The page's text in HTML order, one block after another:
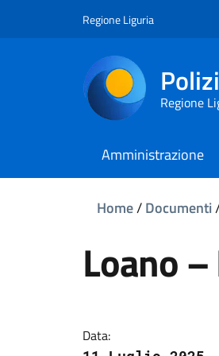
Regione Liguria
Regione
Amministrazione
Home/Documenti
Loano
Data: